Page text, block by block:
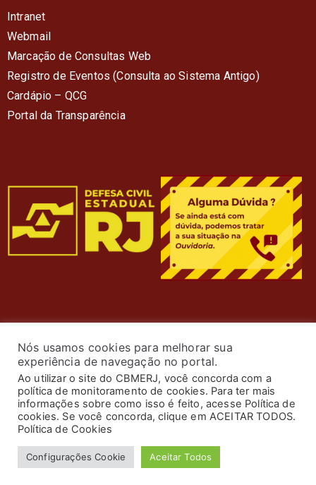
Intranet
Webmail
Marcação de Consultas Web
Registro de Eventos (Consulta ao Sistema Antigo)
Cardápio – QCG
Portal da Transparência
© 2024 Corpo de Bombeiros Militar do Estado do Rio de
Janeiro. Todos os Direitos Reservados. Desenvolvimento
porASTI.
Nós usamos cookies para melhorar sua
experiência de navegação no portal.
Ao utilizar o site do CBMERJ, você concorda com a
política de monitoramento de cookies. Para ter mais
informações sobre como isso é feito, acesse Política de
cookies. Se você concorda, clique em ACEITAR TODOS.
Política de Cookies
Configurações Cookie Aceitar Todos